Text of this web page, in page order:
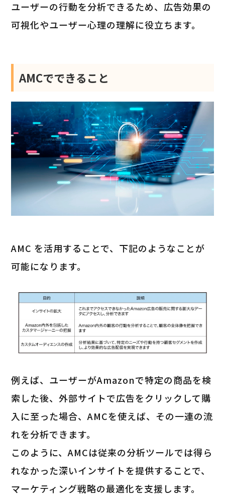
ユーザーの行動を分析できるため、広告効果の
可視化やユーザー心理の理解に役立ちます。
AMCでできること
AMC を活用することで、下記のようなことが
可能になります。
例えば、ユーザーがAmazonで特定の商品を検
索した後、外部サイトで広告をクリックして購
入に至った場合、AMCを使えば、その一連の流
れを分析できます。
このように、AMCは従来の分析ツールでは得ら
れなかった深いインサイトを提供することで、
マーケティング戦略の最適化を支援します。